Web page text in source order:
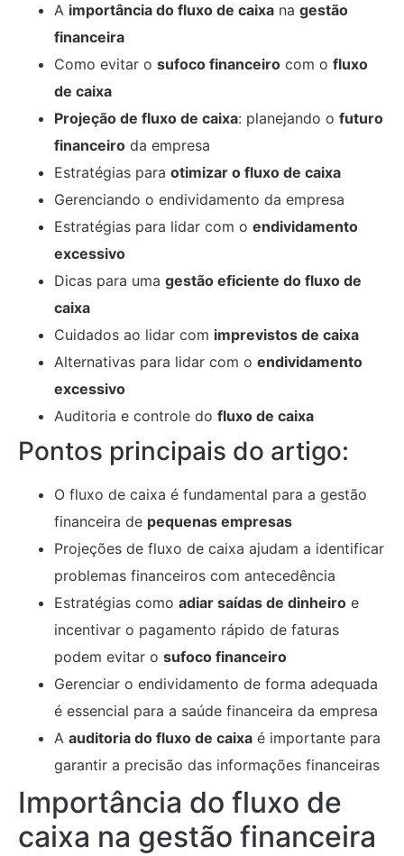
A importância do fluxo de caixa na gestão
financeira
Como evitar o sufoco financeiro com o fluxo
de caixa
Projeção de fluxo de caixa: planejando o futuro
financeiro da empresa
Estratégias para otimizar o fluxo de caixa
Gerenciando o endividamento da empresa
Estratégias para lidar com o endividamento
excessivo
Dicas para uma gestão eficiente do fluxo de
caixa
Cuidados ao lidar com imprevistos de caixa
Alternativas para lidar com o endividamento
excessivo
Auditoria e controle do fluxo de caixa
Pontos principais do artigo:
O fluxo de caixa é fundamental para a gestão
financeira de pequenas empresas
Projeções de fluxo de caixa ajudam a identificar
problemas financeiros com antecedência
Estratégias como adiar saídas de dinheiro e
incentivar o pagamento rápido de faturas
podem evitar o sufoco financeiro
Gerenciar o endividamento de forma adequada
é essencial para a saúde financeira da empresa
A auditoria do fluxo de caixa é importante para
garantir a precisão das informações financeiras
Importância do fluxo de
caixa na gestão financeira